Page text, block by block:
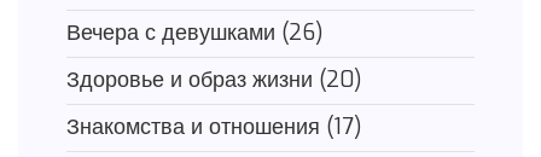
Вечера с девушками (26)
Здоровье и образ жизни (20)
Знакомства и отношения (17)